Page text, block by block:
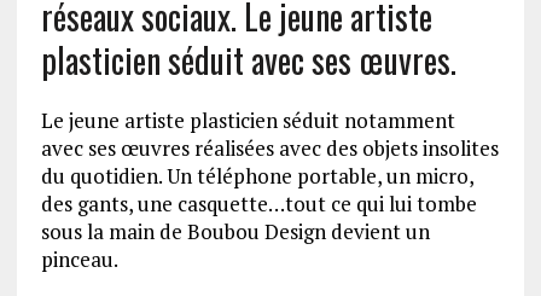
réseaux sociaux. Le jeune artiste
plasticien séduit avec ses œuvres.
Le jeune artiste plasticien séduit notamment
avec ses œuvres réalisées avec des objets insolites
du quotidien. Un téléphone portable, un micro,
des gants, une casquette…tout ce qui lui tombe
sous la main de Boubou Design devient un
pinceau.